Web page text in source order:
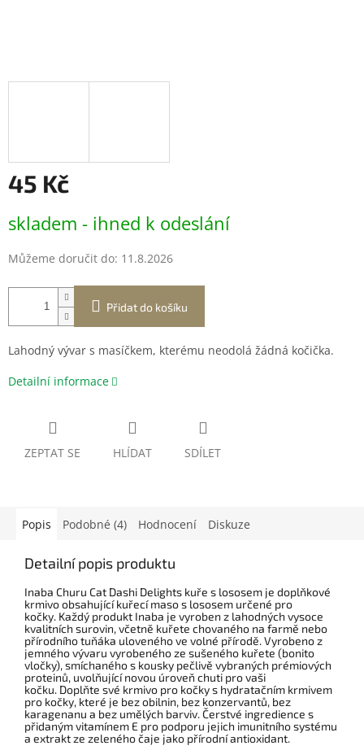
45 Kč
cena:
skladem - ihned k odeslání
Můžeme doručit do: 11.8.2026
Přidat do košíku
Lahodný vývar s masíčkem, kterému neodolá žádná kočička.
Detailní informace
ZEPTAT SE HLÍDAT SDÍLET
Popis Podobné (4) Hodnocení Diskuze
Detailní popis produktu
Inaba Churu Cat Dashi Delights kuře s lososem je doplňkové
krmivo obsahující kuřecí maso s lososem určené pro
kočky. Každý produkt Inaba je vyroben z lahodných vysoce
kvalitních surovin, včetně kuřete chovaného na farmě nebo
přírodního tuňáka uloveného ve volné přírodě. Vyrobeno z
jemného vývaru vyrobeného ze sušeného kuřete (bonito
vločky), smíchaného s kousky pečlivě vybraných prémiových
proteinů, uvolňující novou úroveň chuti pro vaši
kočku. Doplňte své krmivo pro kočky s hydratačním krmivem
pro kočky, které je bez obilnin, bez konzervantů, bez
karagenanu a bez umělých barviv. Čerstvé ingredience s
přidaným vitamínem E pro podporu jejich imunitního systému
a extrakt ze zeleného čaje jako přírodní antioxidant.